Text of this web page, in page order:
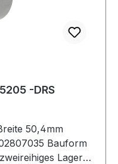
-DRS
50,4mm
Bauform
Lager